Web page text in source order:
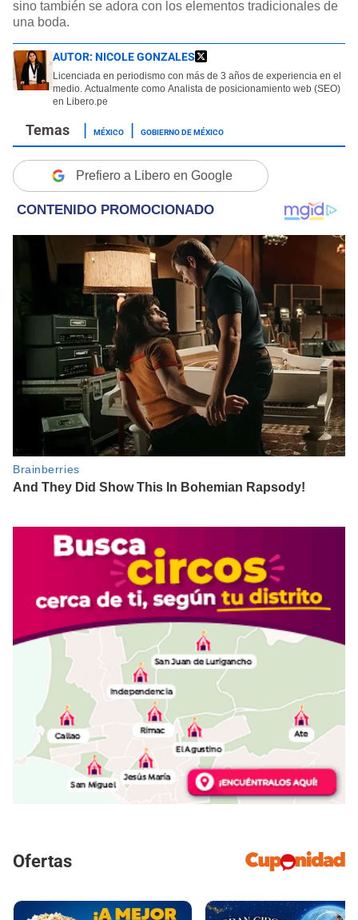
sino también se adora con los elementos tradicionales de
una boda.
AUTOR: NICOLE GONZALES
Licenciada en periodismo con más de 3 años de experiencia en el
medio. Actualmente como Analista de posicionamiento web (SEO)
en Libero.pe
MÉXICO GOBIERNO DE MÉXICO
Prefiero a Libero en Google
Ofertas